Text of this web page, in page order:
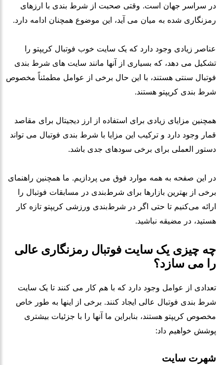
در سراسر جهان است. وقتی صحبت از شرط بندی با ارزهای
رمزنگاری شده به میان می آید، این موضوع همچنان ادامه دارد.
عناصر زیادی وجود دارد که یک سایت خوب فوتبال کریپتو را
تشکیل می دهد، که بسیاری از آنها مانند سایت های شرط بندی
فوتبال سنتی هستند، با این حال برخی از عوامل مطمئناً مخصوص
شرط بندی کریپتو هستند.
همچنین مزایای زیادی برای استفاده از ارز دیجیتال برای مقاصد
قمار وجود دارد و ترکیب این مزایا با شرط بندی فوتبال می تواند
دستور العملی برای برخی سودهای جدی باشد.
در این صفحه به همه موارد فوق می پردازیم. ما همچنین راهنمای
برخی از بهترین بازارها برای شرط‌بندی در مسابقات فوتبال را
ارائه می‌کنیم تا حتی اگر در شرط‌بندی ورزشی کریپتو تازه کار
هستید، در مضیقه نباشید.
چه چیزی یک سایت فوتبال رمزنگاری عالی
را می سازد؟
تعدادی از عوامل وجود دارد که با هم کار می کنند تا یک سایت
شرط بندی فوتبال عالی ایجاد کنند. برخی از اینها به طور خاص
مخصوص کریپتو هستند، بنابراین ما آنها را با جزئیات بیشتری
پوشش خواهیم داد:
شهرت سایت